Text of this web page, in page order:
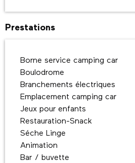
Prestations
Borne service camping car
Boulodrome
Branchements électriques
Emplacement camping car
Jeux pour enfants
Restauration-Snack
Séche Linge
Animation
Bar / buvette